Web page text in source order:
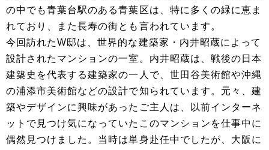
の中でも青葉台駅のある青葉区は、特に多くの緑に恵ま
れており、また長寿の街とも言われています。
今回訪れたW邸は、世界的な建築家・内井昭蔵によって
設計されたマンションの一室。内井昭蔵は、戦後の日本
建築史を代表する建築家の一人で、世田谷美術館や沖縄
の浦添市美術館などの設計で知られています。元々、建
築やデザインに興味があったご主人は、以前インターネ
ットで見つけ気になっていたこのマンションを仕事中に
偶然見つけました。当時は単身赴任中でしたが、大阪に